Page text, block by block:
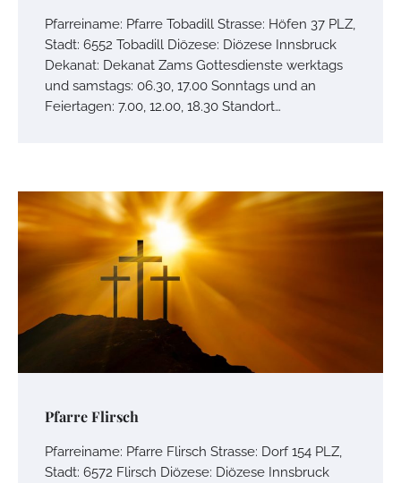
Pfarreiname: Pfarre Tobadill Strasse: Höfen 37 PLZ,
Stadt: 6552 Tobadill Diözese: Diözese Innsbruck
Dekanat: Dekanat Zams Gottesdienste werktags
und samstags: 06.30, 17.00 Sonntags und an
Feiertagen: 7.00, 12.00, 18.30 Standort…
Pfarre Flirsch
Pfarreiname: Pfarre Flirsch Strasse: Dorf 154 PLZ,
Stadt: 6572 Flirsch Diözese: Diözese Innsbruck